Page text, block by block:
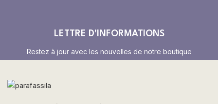
LETTRE D'INFORMATIONS
Restez à jour avec les nouvelles de notre boutique